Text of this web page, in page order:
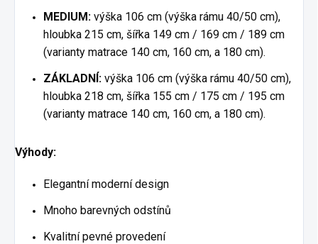
MEDIUM: výška 106 cm (výška rámu 40/50 cm),
hloubka 215 cm, šířka 149 cm / 169 cm / 189 cm
(varianty matrace 140 cm, 160 cm, a 180 cm).
ZÁKLADNÍ: výška 106 cm (výška rámu 40/50 cm),
hloubka 218 cm, šířka 155 cm / 175 cm / 195 cm
(varianty matrace 140 cm, 160 cm, a 180 cm).
Výhody:
Elegantní moderní design
Mnoho barevných odstínů
Kvalitní pevné provedení